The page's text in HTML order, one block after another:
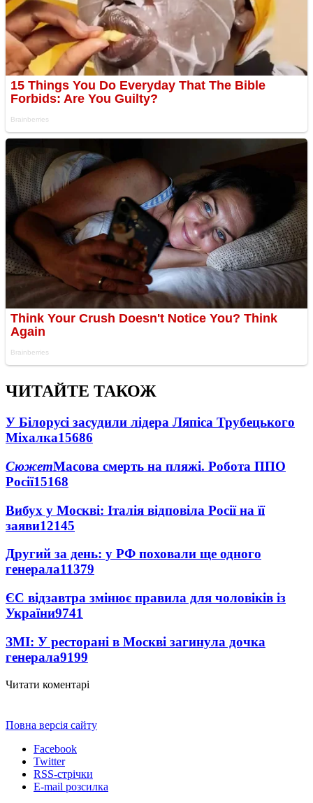
ЧИТАЙТЕ ТАКОЖ
У Білорусі засудили лідера Ляпіса Трубецького
Міхалка15686
СюжетМасова смерть на пляжі. Робота ППО
Росії15168
Вибух у Москві: Італія відповіла Росії на її
заяви12145
Другий за день: у РФ поховали ще одного
генерала11379
ЄС відзавтра змінює правила для чоловіків із
України9741
ЗМІ: У ресторані в Москві загинула дочка
генерала9199
Читати коментарі
Повна версія сайту
Facebook
Twitter
RSS-стрічки
E-mail розсилка